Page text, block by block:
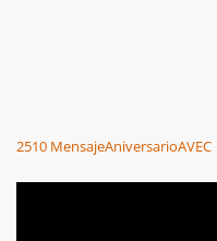
2510 MensajeAniversarioAVEC